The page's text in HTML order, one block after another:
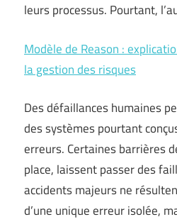
leurs processus. Pourtant,
Modèle de Reason :
la gestion des risques
Des défaillances humaines
des systèmes pourtant
erreurs. Certaines barrières
place, laissent passer des
accidents majeurs ne
d’une unique erreur isolée,